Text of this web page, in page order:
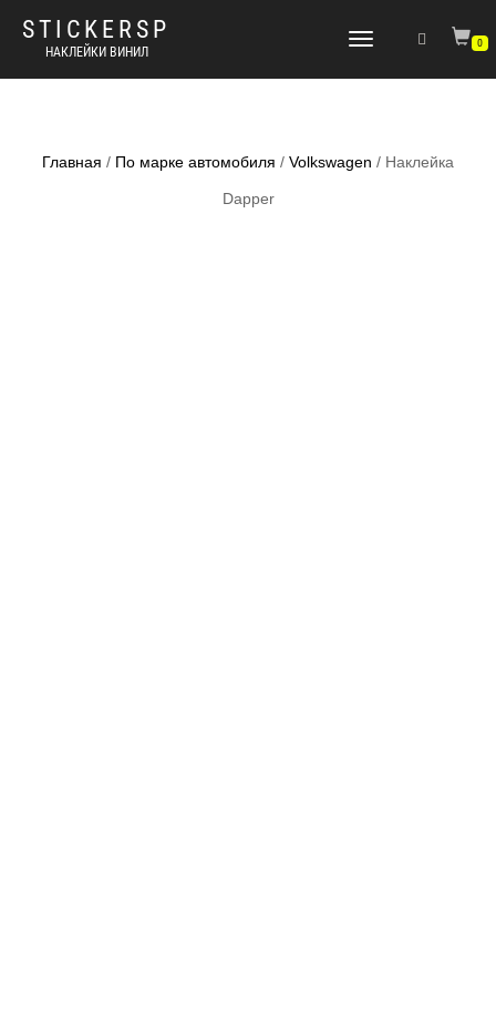
STICKERSP
НАКЛЕЙКИ ВИНИЛ
Переключить
0
Главная / По марке автомобиля / Volkswagen / Наклейка
Dapper